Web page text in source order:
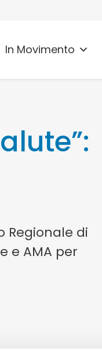
In Movimento
Regionale di
e AMA per